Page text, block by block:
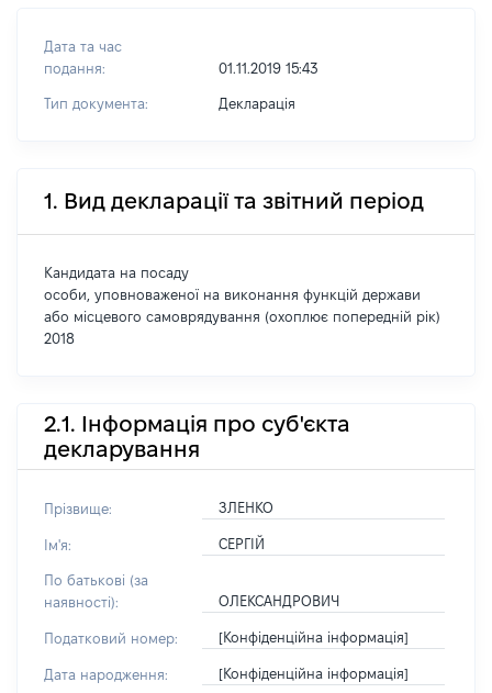
Дата та час
подання:
01.11.2019 15:43
Тип документа: Декларація
1. Вид декларації та звітний період
Кандидата на посаду
особи, уповноваженої на виконання функцій держави
або місцевого самоврядування (охоплює попередній рік)
2018
2.1. Інформація про суб'єкта
декларування
Прізвище: ЗЛЕНКО
Ім'я: СЕРГІЙ
По батькові (за
наявності):
ОЛЕКСАНДРОВИЧ
Податковий номер: [Конфіденційна інформація]
Дата народження: [Конфіденційна інформація]